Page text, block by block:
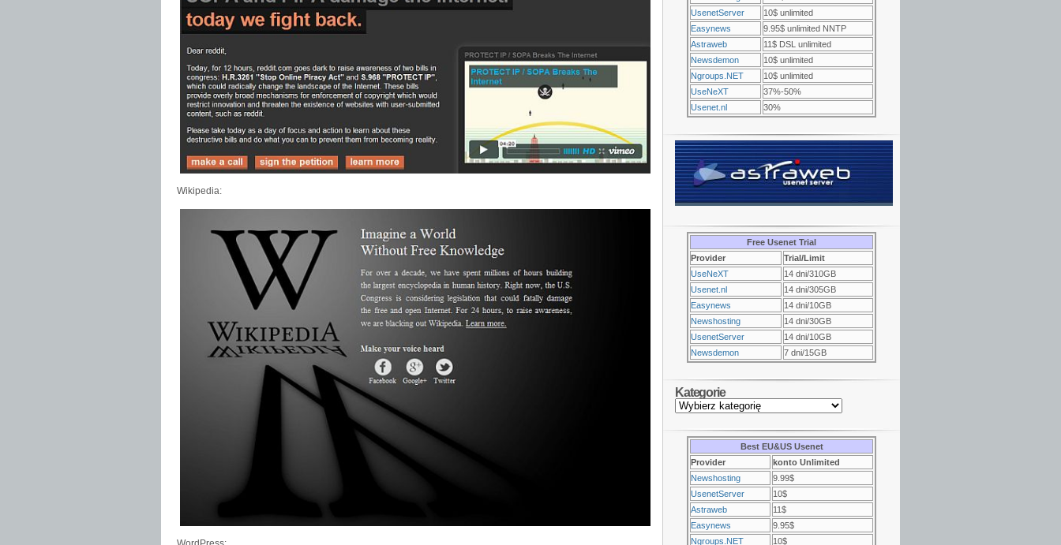
Wikipedia:
UsenetServer
10$ unlimited
Easynews
9.95$ unlimited NNTP
Astraweb
11$ DSL unlimited
Newsdemon
10$ unlimited
Ngroups.NET
10$ unlimited
UseNeXT
37%-50%
Usenet.nl
30%
Free Usenet Trial
Provider
Trial/Limit
UseNeXT
14 dni/310GB
Usenet.nl
14 dni/305GB
Easynews
14 dni/10GB
Newshosting
14 dni/30GB
UsenetServer
14 dni/10GB
Newsdemon
7 dni/15GB
Kategorie
Best EU&US Usenet
Provider
konto Unlimited
Newshosting
9.99$
UsenetServer
10$
Astraweb
11$
Easynews
9.95$
Ngroups.NET
10$